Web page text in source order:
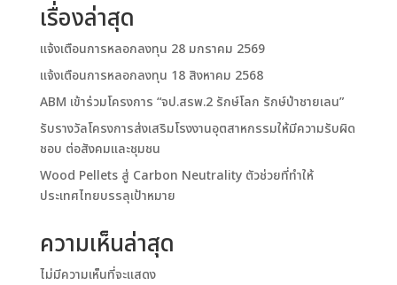
เรื่องล่าสุด
แจ้งเตือนการหลอกลงทุน 28 มกราคม 2569
แจ้งเตือนการหลอกลงทุน 18 สิงหาคม 2568
ABM เข้าร่วมโครงการ “จป.สรพ.2 รักษ์โลก รักษ์ป่าชายเลน”
รับรางวัลโครงการส่งเสริมโรงงานอุตสาหกรรมให้มีความรับผิด
ชอบ ต่อสังคมและชุมชน
Wood Pellets สู่ Carbon Neutrality ตัวช่วยที่ทำให้
ประเทศไทยบรรลุเป้าหมาย
ความเห็นล่าสุด
ไม่มีความเห็นที่จะแสดง